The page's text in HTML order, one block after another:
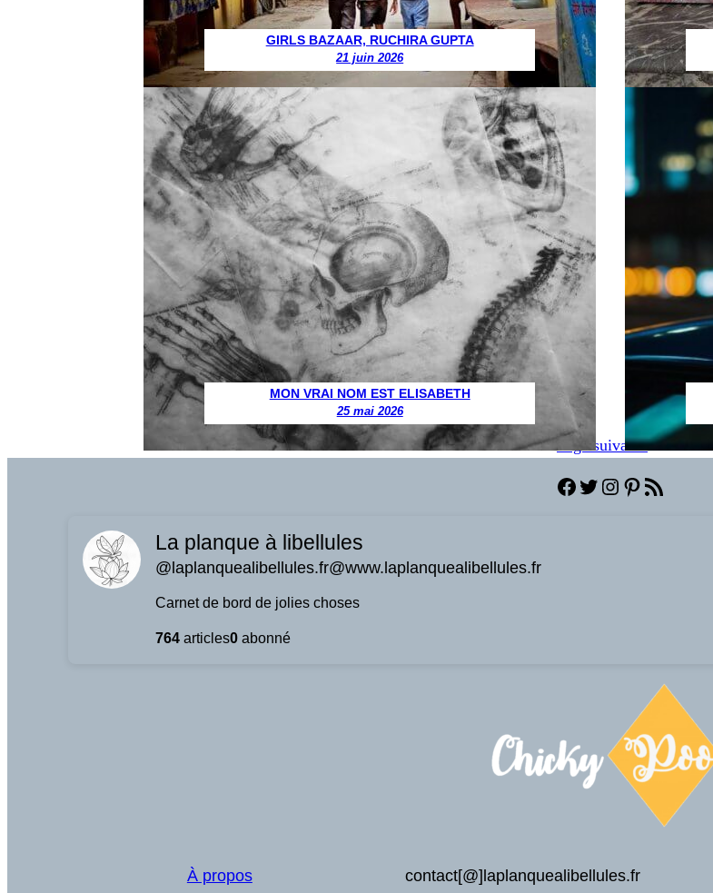
GIRLS BAZAAR, RUCHIRA GUPTA
21 juin 2026
MON VRAI NOM EST ELISABETH
25 mai 2026
Page suivante »
Facebook
Twitter
Instagram
Pinterest
Flux RSS
La planque à libellules
@laplanquealibellules.fr@www.laplanquealibellules.fr
Carnet de bord de jolies choses
764 articles0 abonné
À propos contact[@]laplanquealibellules.fr